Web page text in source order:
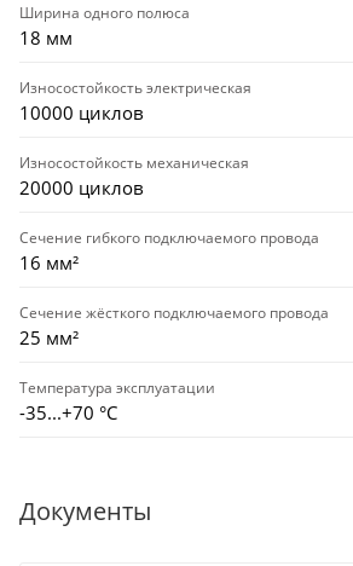
Ширина одного полюса
18 мм
Износостойкость электрическая
10000 циклов
Износостойкость механическая
20000 циклов
Сечение гибкого подключаемого провода
16 мм²
Сечение жёсткого подключаемого провода
25 мм²
Температура эксплуатации
-35...+70 °С
Документы